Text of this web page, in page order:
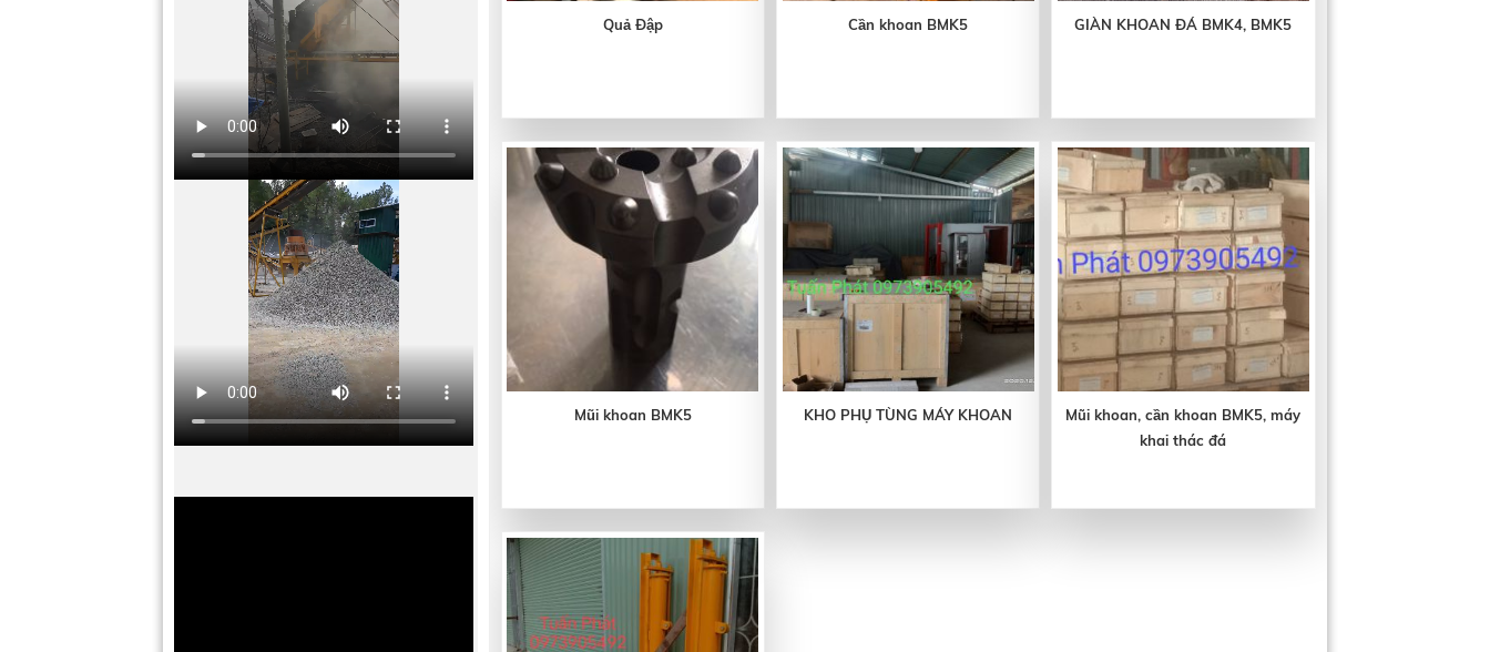
Quả Đập Cần khoan BMK5 GIÀN KHOAN ĐÁ BMK4, BMK5
Mũi khoan BMK5 KHO PHỤ TÙNG MÁY KHOAN
Mũi khoan, cần khoan BMK5, máy
khai thác đá